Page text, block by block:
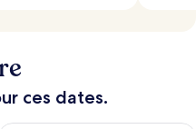
ces dates.